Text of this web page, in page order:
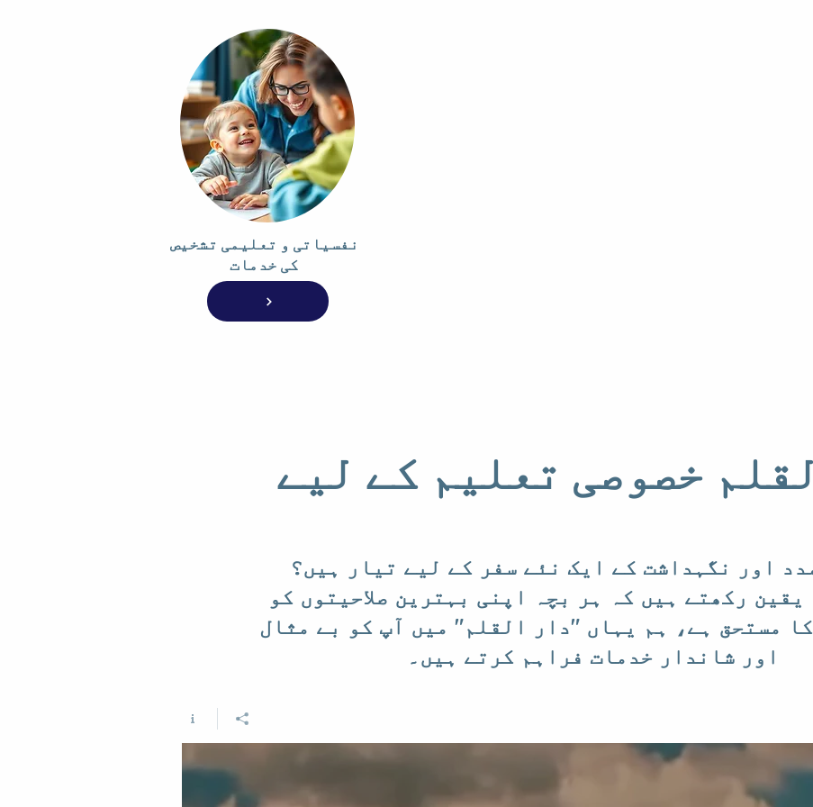
نفسیاتی و تعلیمی تشخیص
کی خدمات
خصوصی تعلیم کے لیے
اور نگہداشت کے ایک نئے سفر کے لیے تیار ہیں؟
رکھتے ہیں کہ ہر بچہ اپنی بہترین صلاحیتوں کو
مستحق ہے، ہم یہاں "دار القلم" میں آپ کو بے مثال
اور شاندار خدمات فراہم کرتے ہیں۔